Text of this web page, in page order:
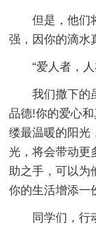
但是，他们
强，因你的滴水
“爱人者，人
我们撒下的
品德!你的爱心
缕最温暖的阳光
光，将会带动更
助之手，可以为
你的生活增添一
同学们，行